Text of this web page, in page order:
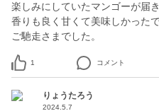
楽しみにしていたマンゴーが届き
香りも良く甘くて美味しかったで
ご馳走さまでした。
1 コメント
りょうたろう
2024.5.7